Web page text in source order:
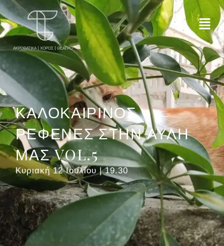
ΚΑΛΟΚΑΙΡΙΝΟΣ
ΡΕΦΕΝΕΣ ΣΤΗΝ ΑΥΛΗ
ΜΑΣ VOL.5
Κυριακή 12 Ιουλίου | 19.30
ΑΚΡΟΒΑΤΙΚΑ | ΧΟΡΟΣ | ΘΕΑΤΡΟ